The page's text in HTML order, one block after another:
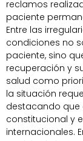
reclamos
paciente
Entre las
condiciones no
paciente, sino
recuperación y
salud como
la situación
destacando que
constitucional y
internacionales.